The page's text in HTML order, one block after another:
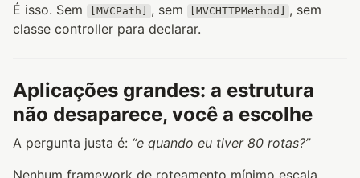
É isso. Sem [MVCPath] , sem [MVCHTTPMethod]
, sem
classe controller para declarar.
Aplicações grandes: a estrutura
não desaparece, você a escolhe
A pergunta justa é: “e quando eu tiver 80 rotas?”